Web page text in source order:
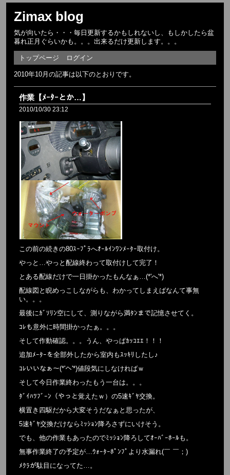
Zimax blog
気が向いたら・・・毎日更新するかもしれないし、もしかしたら盆
暮れ正月ぐらいかも。。。出来るだけ更新します。。。
トップページ ログイン
2010年10月の記事は以下のとおりです。
作業【ﾒｰﾀｰとか…】
2010/10/30 23:12
この前の続きの80ｽｰﾌﾟﾗへｵｰﾙｲﾝﾜﾝﾒｰﾀｰ取付け。
やっと…やっと配線終わって取付けして完了！
とある配線だけで一日掛かったもんなぁ…(*'へ'*)
配線図と睨めっこしながらも、わかってしまえばなんて事無
い。。。
最後にｶﾞｿﾘﾝ空にして、測りながら満ﾀﾝまで記憶させてく。
ｺﾚも意外に時間掛かったぁ。。。
そして作動確認。。。うん、やっぱｶｯｺｴｴ！！！
追加ﾒｰﾀｰを全部外したから室内もｽｯｷﾘしたし♪
ｺﾚいいなぁ～(*'へ'*)値段気にしなければｗ
そして今日作業終わったもう一台は。。。
ﾀﾞｲﾊﾂﾌﾞｰﾝ（やっと覚えたｗ）の5速ｷﾞﾔ交換。
横置き四駆だから大変そうだなぁと思ったが、
5速ｷﾞﾔ交換だけならﾐｯｼｮﾝ降ろさずにいけそう。
でも、他の作業もあったのでﾐｯｼｮﾝ降ろしてｵｰﾊﾞｰﾎｰﾙも。
無事作業終了の予定が…ｳｫｰﾀｰﾎﾟﾝﾌﾟより水漏れ(￣ ￣；)
ﾒｸﾗが駄目になってた…。